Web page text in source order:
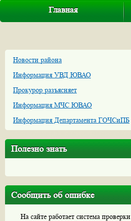
Главная
Новости района
Информация УВД ЮВАО
Прокурор разъясняет
Информация МЧС ЮВАО
Информация Департамента ГОЧСиПБ
Полезно знать
Сообщить об ошибке
На сайте работает система проверки